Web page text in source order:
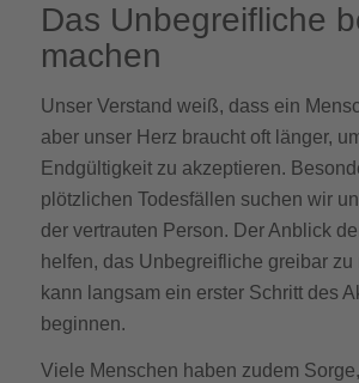
Das Unbegreifliche
machen
Unser Verstand weiß, dass ein
aber unser Herz braucht oft länger,
Endgültigkeit zu akzeptieren.
plötzlichen Todesfällen suchen wir
der vertrauten Person. Der Anblick
helfen, das Unbegreifliche greibar zu
kann langsam ein erster Schritt des
beginnen.
Viele Menschen haben zudem